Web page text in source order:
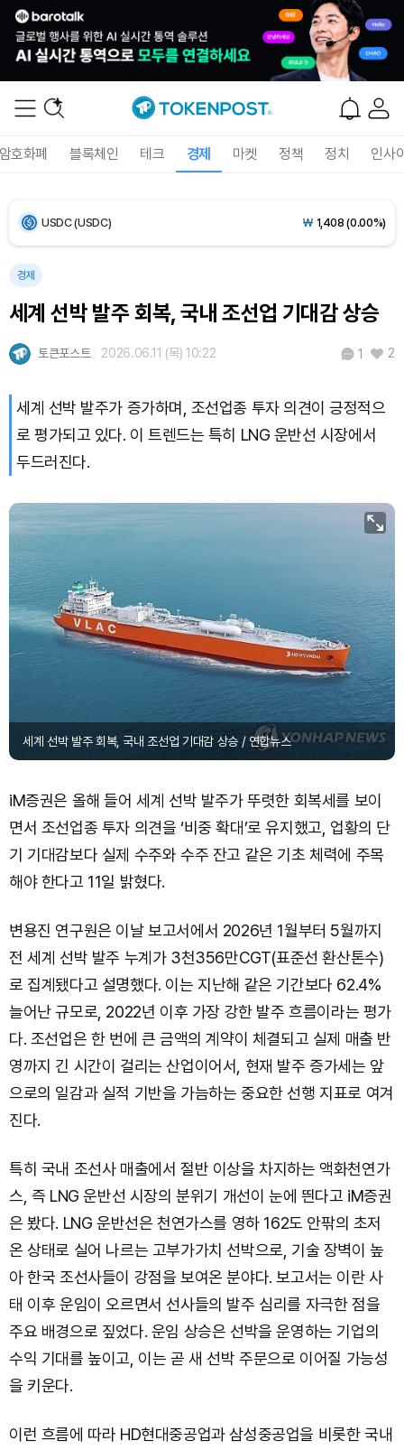
호화폐 블록체인 테크 경제 마켓 정책 정치 인사
Bitcoin (BTC) ₩91,734,940(+0.05%)
USDC (USDC) ₩ 1,408(0.00%)
Solana (SOL) ₩ 107,994 (+0.92%)
TRON (TRX) (+0.47%)
Hyperliquid (HYPE) ₩76,713(-0.10%)
경제
세계 선박 발주 회복, 국내 조선업 기대감 상승
토큰포스트 2026.06.11 (목) 10:22 1 2
세계 선박 발주가 증가하며, 조선업종 투자 의견이 긍정적으
로 평가되고 있다. 이 트렌드는 특히 LNG 운반선 시장에서
두드러진다.
세계 선박 발주 회복, 국내 조선업 기대감 상승 / 연합뉴스
iM증권은 올해 들어 세계 선박 발주가 뚜렷한 회복세를 보이
면서 조선업종 투자 의견을 ‘비중 확대’로 유지했고, 업황의 단
기 기대감보다 실제 수주와 수주 잔고 같은 기초 체력에 주목
해야 한다고 11일 밝혔다.
변용진 연구원은 이날 보고서에서 2026년 1월부터 5월까지
전 세계 선박 발주 누계가 3천356만CGT(표준선 환산톤수)
로 집계됐다고 설명했다. 이는 지난해 같은 기간보다 62.4%
늘어난 규모로, 2022년 이후 가장 강한 발주 흐름이라는 평가
다. 조선업은 한 번에 큰 금액의 계약이 체결되고 실제 매출 반
영까지 긴 시간이 걸리는 산업이어서, 현재 발주 증가세는 앞
으로의 일감과 실적 기반을 가늠하는 중요한 선행 지표로 여겨
진다.
특히 국내 조선사 매출에서 절반 이상을 차지하는 액화천연가
스, 즉 LNG 운반선 시장의 분위기 개선이 눈에 띈다고 iM증권
은 봤다. LNG 운반선은 천연가스를 영하 162도 안팎의 초저
온 상태로 실어 나르는 고부가가치 선박으로, 기술 장벽이 높
아 한국 조선사들이 강점을 보여온 분야다. 보고서는 이란 사
태 이후 운임이 오르면서 선사들의 발주 심리를 자극한 점을
주요 배경으로 짚었다. 운임 상승은 선박을 운영하는 기업의
수익 기대를 높이고, 이는 곧 새 선박 주문으로 이어질 가능성
을 키운다.
이런 흐름에 따라 HD현대중공업과 삼성중공업을 비롯한 국내